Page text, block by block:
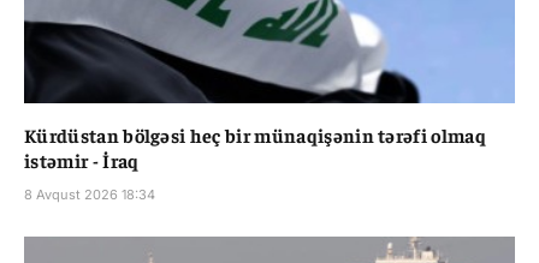
Kürdüstan bölgəsi heç bir münaqişənin tərəfi olmaq
istəmir - İraq
8 Avqust 2026 18:34